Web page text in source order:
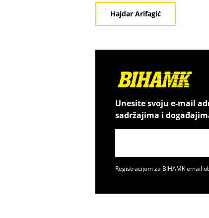
Hajdar Arifagić
Unesite svoju e-mail
sadržajima i
Registracijom za BIHAMK email